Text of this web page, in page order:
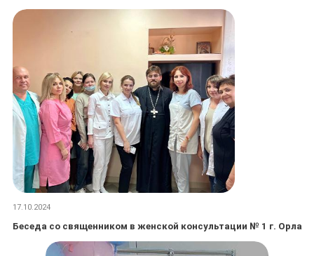
17.10.2024
Беседа со священником в женской консультации № 1 г. Орла